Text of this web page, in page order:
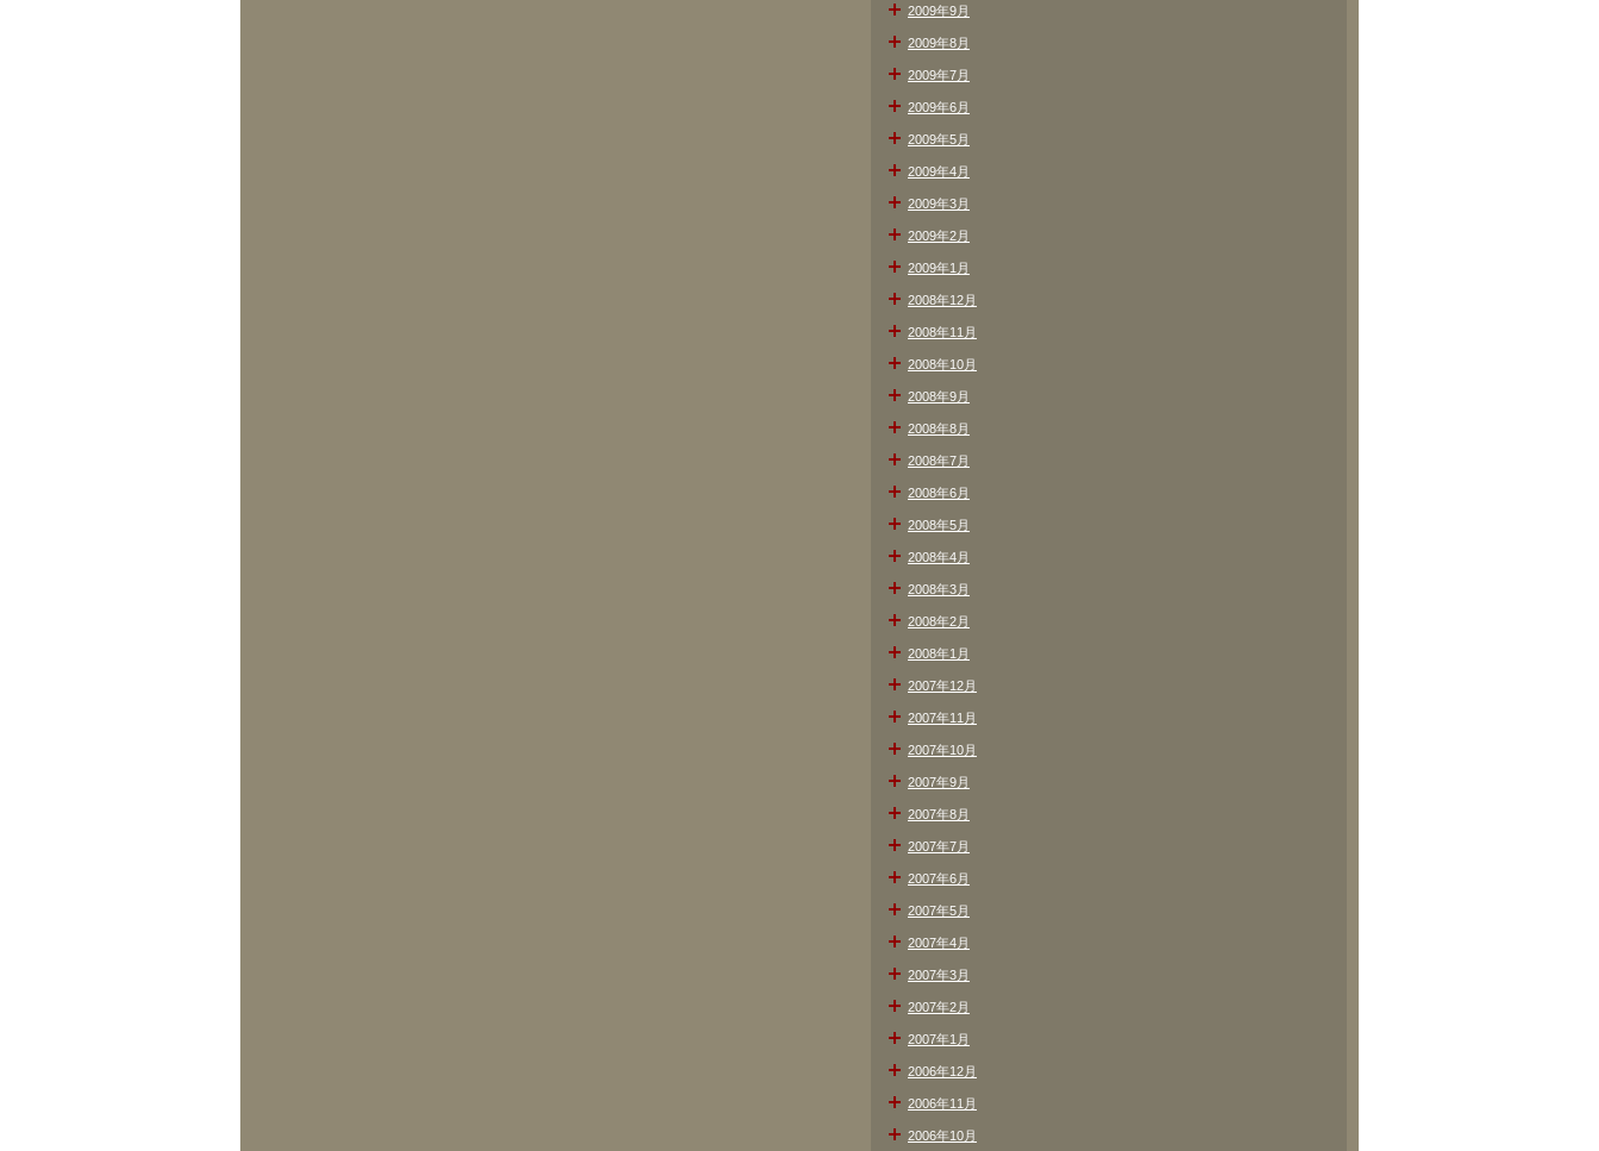
2009年9月
2009年8月
2009年7月
2009年6月
2009年5月
2009年4月
2009年3月
2009年2月
2009年1月
2008年12月
2008年11月
2008年10月
2008年9月
2008年8月
2008年7月
2008年6月
2008年5月
2008年4月
2008年3月
2008年2月
2008年1月
2007年12月
2007年11月
2007年10月
2007年9月
2007年8月
2007年7月
2007年6月
2007年5月
2007年4月
2007年3月
2007年2月
2007年1月
2006年12月
2006年11月
2006年10月